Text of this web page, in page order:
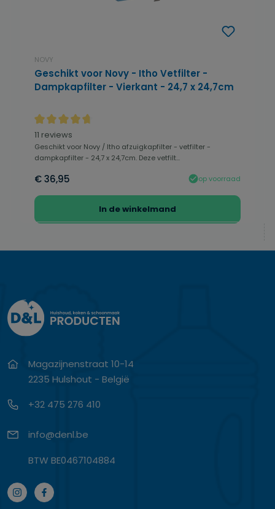
NOVY
Geschikt voor Novy - Itho Vetfilter -
Dampkapfilter - Vierkant - 24,7 x 24,7cm
Gemiddelde waardering van 4.64 van 5 sterren
11 reviews
Geschikt voor Novy / Itho afzuigkapfilter - vetfilter -
dampkapfilter - 24,7 x 24,7cm. Deze vetfilt...
€ 36,95 op voorraad
In de winkelmand
Magazijnenstraat 10-14
2235 Hulshout - België
+32 475 276 410
info@denl.be
BTW BE0467104884